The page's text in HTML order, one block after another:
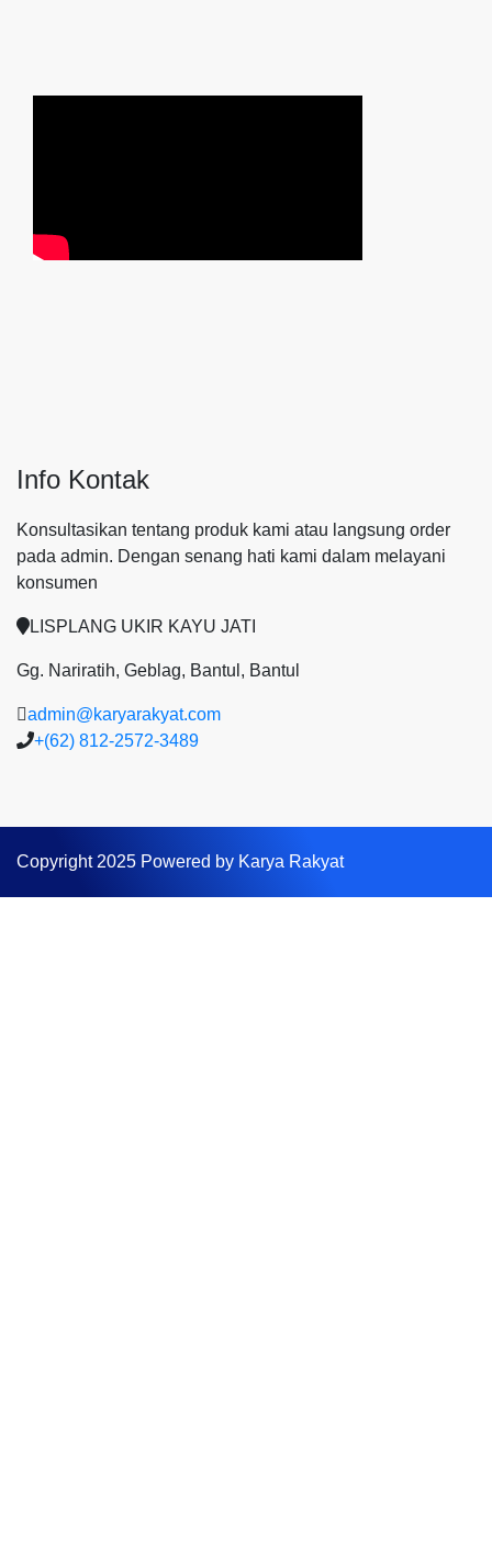
Info Kontak
Konsultasikan tentang produk kami atau langsung order
pada admin. Dengan senang hati kami dalam melayani
konsumen
LISPLANG UKIR KAYU JATI
Gg. Nariratih, Geblag, Bantul, Bantul
admin@karyarakyat.com
+(62) 812-2572-3489
Copyright 2025 Powered by Karya Rakyat